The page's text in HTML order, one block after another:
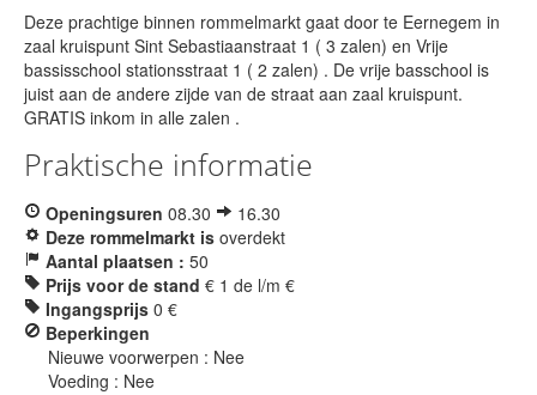
Deze prachtige binnen rommelmarkt gaat door te Eernegem in
zaal kruispunt Sint Sebastiaanstraat 1 ( 3 zalen) en Vrije
bassisschool stationsstraat 1 ( 2 zalen) . De vrije basschool is
juist aan de andere zijde van de straat aan zaal kruispunt.
GRATIS inkom in alle zalen .
Praktische informatie
Openingsuren 08.30
16.30
Deze rommelmarkt is overdekt
Aantal plaatsen : 50
Prijs voor de stand € 1 de l/m €
Ingangsprijs 0 €
Beperkingen
Nieuwe voorwerpen : Nee
Voeding : Nee